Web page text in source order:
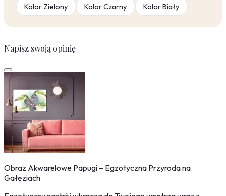
Kolor Zielony Kolor Czarny Kolor Biały
Napisz swoją opinię
Obraz Akwarelowe Papugi – Egzotyczna Przyroda na
Gałęziach